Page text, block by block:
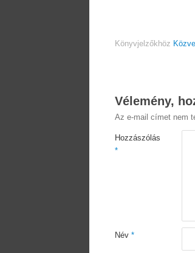
Könyvjelzőkhöz
Vélemény,
Az e-mail címet nem
Hozzászólás
*
Név *